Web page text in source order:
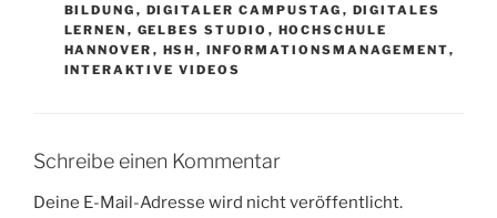
BILDUNG , DIGITALER CAMPUSTAG , DIGITALES
LERNEN , GELBES STUDIO , HOCHSCHULE
HANNOVER , HSH , INFORMATIONSMANAGEMENT,
INTERAKTIVE VIDEOS
Schreibe einen Kommentar
Deine E-Mail-Adresse wird nicht veröffentlicht.